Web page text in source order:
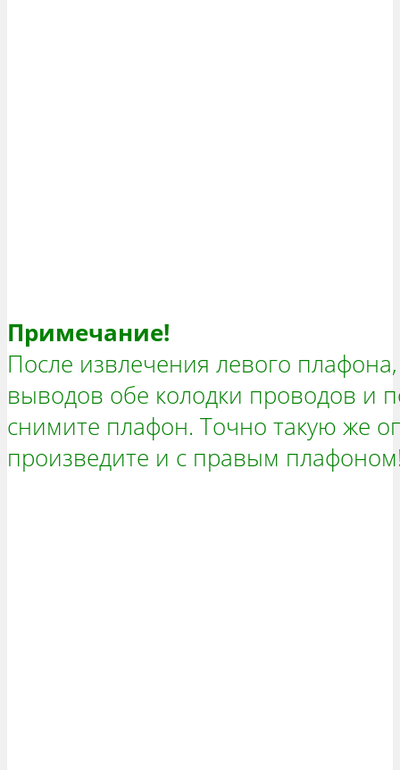
Примечание!
После извлечения левого
выводов обе колодки проводов и
снимите плафон. Точно такую же
произведите и с правым